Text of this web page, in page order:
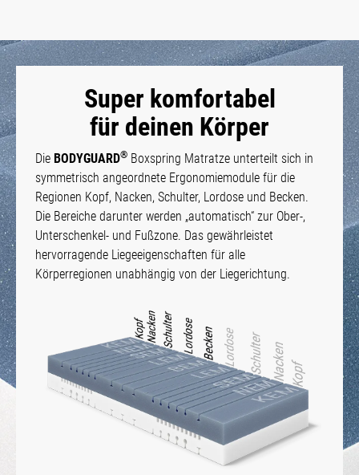
Super komfortabel
für deinen Körper
Die BODYGUARD® Boxspring Matratze unterteilt sich in
symmetrisch angeordnete Ergonomiemodule für die
Regionen Kopf, Nacken, Schulter, Lordose und Becken.
Die Bereiche darunter werden „automatisch“ zur Ober-,
Unterschenkel- und Fußzone. Das gewährleistet
hervorragende Liegeeigenschaften für alle
Körperregionen unabhängig von der Liegerichtung.